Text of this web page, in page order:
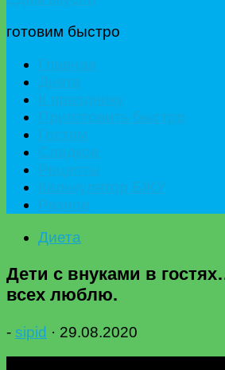
готовим быстро
Диета
Дети с внуками в
всех люблю.
- sipid · 29.08.2020